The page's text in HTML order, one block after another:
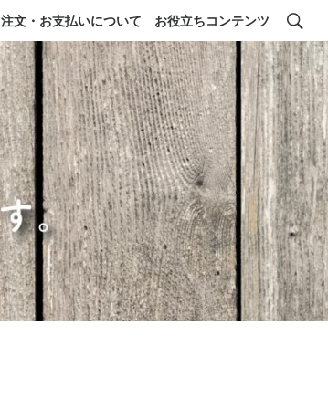
注文・お支払いについて お役立ちコンテンツ